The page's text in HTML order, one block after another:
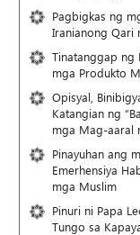
Pagbigkas ng
Iranianong Qari
Tinatanggap ng
mga Produkto
Opisyal,
Katangian ng
mga Mag-aaral
Pinayuhan ang
Emerhensiya
mga Muslim
Pinuri ni Papa
Tungo sa